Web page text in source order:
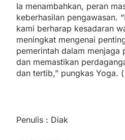
Ia menambahkan, peran
keberhasilan pengawasan.
kami berharap kesadaran
meningkat mengenai
pemerintah dalam menjaga
dan memastikan
dan tertib,” pungkas Yoga.
Penulis : Diak